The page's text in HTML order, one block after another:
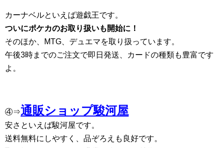
カーナベルといえば遊戯王です。
ついにポケカのお取り扱いも開始に！
そのほか、MTG、デュエマを取り扱っています。
午後3時までのご注文で即日発送、カードの種類も豊富です
よ。
④⇒通販ショップ駿河屋
安さといえば駿河屋です。
送料無料にしやすく、品ぞろえも良好です。